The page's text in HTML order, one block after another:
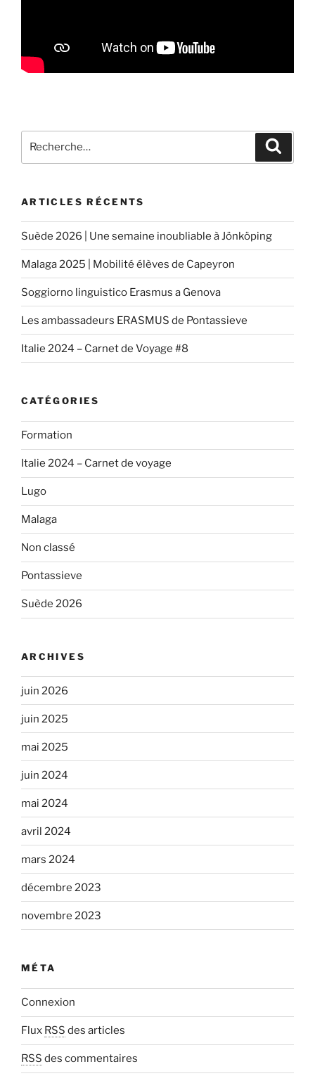
Recherche
ARTICLES RÉCENTS
Suède 2026 | Une semaine inoubliable à Jönköping
Malaga 2025 | Mobilité élèves de Capeyron
Soggiorno linguistico Erasmus a Genova
Les ambassadeurs ERASMUS de Pontassieve
Italie 2024 – Carnet de Voyage #8
CATÉGORIES
Formation
Italie 2024 – Carnet de voyage
Lugo
Malaga
Non classé
Pontassieve
Suède 2026
ARCHIVES
juin 2026
juin 2025
mai 2025
juin 2024
mai 2024
avril 2024
mars 2024
décembre 2023
novembre 2023
MÉTA
Connexion
Flux RSS des articles
RSS des commentaires